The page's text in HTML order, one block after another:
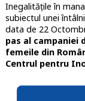
Inegalitățile în
subiectul unei
data de 22
pas al campaniei
femeile din
Centrul pentru